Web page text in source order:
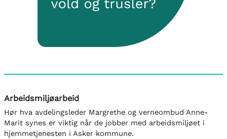
Arbeidsmiljøarbeid
Hør hva avdelingsleder Margrethe og verneombud Anne-
Marit synes er viktig når de jobber med arbeidsmiljøet i
hjemmetjenesten i Asker kommune.